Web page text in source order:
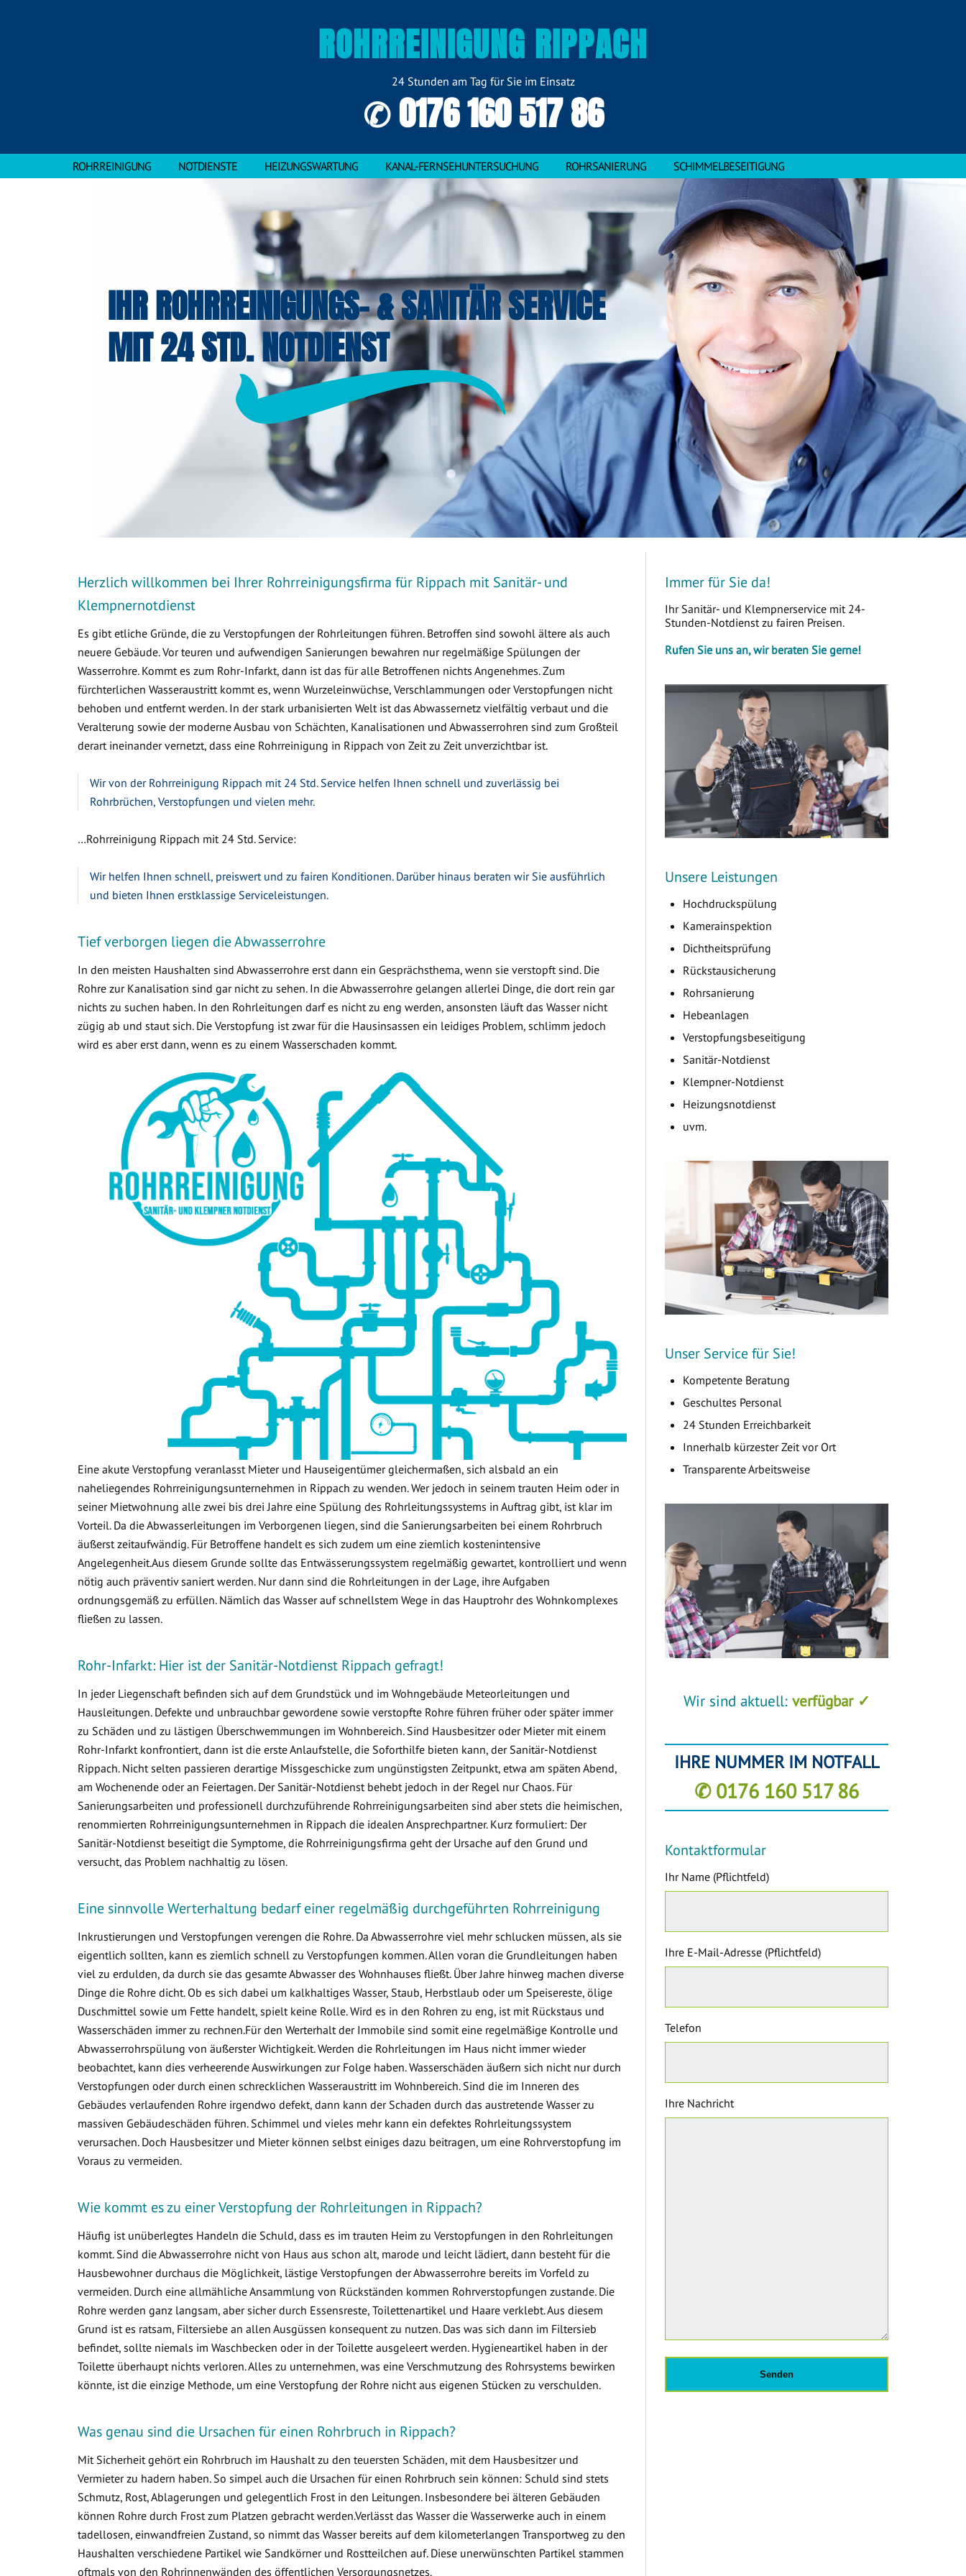
ROHRREINIGUNG RIPPACH
24 Stunden am Tag für Sie im Einsatz
✆ 0176 160 517 86
ROHRREINIGUNG NOTDIENSTE HEIZUNGSWARTUNG KANAL-FERNSEHUNTERSUCHUNG ROHRSANIERUNG SCHIMMELBESEITIGUNG
IHR ROHRREINIGUNGS- & SANITÄR SERVICE
MIT 24 STD. NOTDIENST
Herzlich willkommen bei Ihrer Rohrreinigungsfirma für Rippach mit Sanitär- und
Klempnernotdienst
Es gibt etliche Gründe, die zu Verstopfungen der Rohrleitungen führen. Betroffen sind sowohl ältere als auch
neuere Gebäude. Vor teuren und aufwendigen Sanierungen bewahren nur regelmäßige Spülungen der
Wasserrohre. Kommt es zum Rohr-Infarkt, dann ist das für alle Betroffenen nichts Angenehmes. Zum
fürchterlichen Wasseraustritt kommt es, wenn Wurzeleinwüchse, Verschlammungen oder Verstopfungen nicht
behoben und entfernt werden. In der stark urbanisierten Welt ist das Abwassernetz vielfältig verbaut und die
Veralterung sowie der moderne Ausbau von Schächten, Kanalisationen und Abwasserrohren sind zum Großteil
derart ineinander vernetzt, dass eine Rohrreinigung in Rippach von Zeit zu Zeit unverzichtbar ist.
Wir von der Rohrreinigung Rippach mit 24 Std. Service helfen Ihnen schnell und zuverlässig bei
Rohrbrüchen, Verstopfungen und vielen mehr.
…Rohrreinigung Rippach mit 24 Std. Service:
Wir helfen Ihnen schnell, preiswert und zu fairen Konditionen. Darüber hinaus beraten wir Sie ausführlich
und bieten Ihnen erstklassige Serviceleistungen.
Tief verborgen liegen die Abwasserrohre
In den meisten Haushalten sind Abwasserrohre erst dann ein Gesprächsthema, wenn sie verstopft sind. Die
Rohre zur Kanalisation sind gar nicht zu sehen. In die Abwasserrohre gelangen allerlei Dinge, die dort rein gar
nichts zu suchen haben. In den Rohrleitungen darf es nicht zu eng werden, ansonsten läuft das Wasser nicht
zügig ab und staut sich. Die Verstopfung ist zwar für die Hausinsassen ein leidiges Problem, schlimm jedoch
wird es aber erst dann, wenn es zu einem Wasserschaden kommt.
Eine akute Verstopfung veranlasst Mieter und Hauseigentümer gleichermaßen, sich alsbald an ein
naheliegendes Rohrreinigungsunternehmen in Rippach zu wenden. Wer jedoch in seinem trauten Heim oder in
seiner Mietwohnung alle zwei bis drei Jahre eine Spülung des Rohrleitungssystems in Auftrag gibt, ist klar im
Vorteil. Da die Abwasserleitungen im Verborgenen liegen, sind die Sanierungsarbeiten bei einem Rohrbruch
äußerst zeitaufwändig. Für Betroffene handelt es sich zudem um eine ziemlich kostenintensive
Angelegenheit.Aus diesem Grunde sollte das Entwässerungssystem regelmäßig gewartet, kontrolliert und wenn
nötig auch präventiv saniert werden. Nur dann sind die Rohrleitungen in der Lage, ihre Aufgaben
ordnungsgemäß zu erfüllen. Nämlich das Wasser auf schnellstem Wege in das Hauptrohr des Wohnkomplexes
fließen zu lassen.
Rohr-Infarkt: Hier ist der Sanitär-Notdienst Rippach gefragt!
In jeder Liegenschaft befinden sich auf dem Grundstück und im Wohngebäude Meteorleitungen und
Hausleitungen. Defekte und unbrauchbar gewordene sowie verstopfte Rohre führen früher oder später immer
zu Schäden und zu lästigen Überschwemmungen im Wohnbereich. Sind Hausbesitzer oder Mieter mit einem
Rohr-Infarkt konfrontiert, dann ist die erste Anlaufstelle, die Soforthilfe bieten kann, der Sanitär-Notdienst
Rippach. Nicht selten passieren derartige Missgeschicke zum ungünstigsten Zeitpunkt, etwa am späten Abend,
am Wochenende oder an Feiertagen. Der Sanitär-Notdienst behebt jedoch in der Regel nur Chaos. Für
Sanierungsarbeiten und professionell durchzuführende Rohrreinigungsarbeiten sind aber stets die heimischen,
renommierten Rohrreinigungsunternehmen in Rippach die idealen Ansprechpartner. Kurz formuliert: Der
Sanitär-Notdienst beseitigt die Symptome, die Rohrreinigungsfirma geht der Ursache auf den Grund und
versucht, das Problem nachhaltig zu lösen.
Eine sinnvolle Werterhaltung bedarf einer regelmäßig durchgeführten Rohrreinigung
Inkrustierungen und Verstopfungen verengen die Rohre. Da Abwasserrohre viel mehr schlucken müssen, als sie
eigentlich sollten, kann es ziemlich schnell zu Verstopfungen kommen. Allen voran die Grundleitungen haben
viel zu erdulden, da durch sie das gesamte Abwasser des Wohnhauses fließt. Über Jahre hinweg machen diverse
Dinge die Rohre dicht. Ob es sich dabei um kalkhaltiges Wasser, Staub, Herbstlaub oder um Speisereste, ölige
Duschmittel sowie um Fette handelt, spielt keine Rolle. Wird es in den Rohren zu eng, ist mit Rückstaus und
Wasserschäden immer zu rechnen.Für den Werterhalt der Immobile sind somit eine regelmäßige Kontrolle und
Abwasserrohrspülung von äußerster Wichtigkeit. Werden die Rohrleitungen im Haus nicht immer wieder
beobachtet, kann dies verheerende Auswirkungen zur Folge haben. Wasserschäden äußern sich nicht nur durch
Verstopfungen oder durch einen schrecklichen Wasseraustritt im Wohnbereich. Sind die im Inneren des
Gebäudes verlaufenden Rohre irgendwo defekt, dann kann der Schaden durch das austretende Wasser zu
massiven Gebäudeschäden führen. Schimmel und vieles mehr kann ein defektes Rohrleitungssystem
verursachen. Doch Hausbesitzer und Mieter können selbst einiges dazu beitragen, um eine Rohrverstopfung im
Voraus zu vermeiden.
Wie kommt es zu einer Verstopfung der Rohrleitungen in Rippach?
Häufig ist unüberlegtes Handeln die Schuld, dass es im trauten Heim zu Verstopfungen in den Rohrleitungen
kommt. Sind die Abwasserrohre nicht von Haus aus schon alt, marode und leicht lädiert, dann besteht für die
Hausbewohner durchaus die Möglichkeit, lästige Verstopfungen der Abwasserrohre bereits im Vorfeld zu
vermeiden. Durch eine allmähliche Ansammlung von Rückständen kommen Rohrverstopfungen zustande. Die
Rohre werden ganz langsam, aber sicher durch Essensreste, Toilettenartikel und Haare verklebt. Aus diesem
Grund ist es ratsam, Filtersiebe an allen Ausgüssen konsequent zu nutzen. Das was sich dann im Filtersieb
befindet, sollte niemals im Waschbecken oder in der Toilette ausgeleert werden. Hygieneartikel haben in der
Toilette überhaupt nichts verloren. Alles zu unternehmen, was eine Verschmutzung des Rohrsystems bewirken
könnte, ist die einzige Methode, um eine Verstopfung der Rohre nicht aus eigenen Stücken zu verschulden.
Was genau sind die Ursachen für einen Rohrbruch in Rippach?
Mit Sicherheit gehört ein Rohrbruch im Haushalt zu den teuersten Schäden, mit dem Hausbesitzer und
Vermieter zu hadern haben. So simpel auch die Ursachen für einen Rohrbruch sein können: Schuld sind stets
Schmutz, Rost, Ablagerungen und gelegentlich Frost in den Leitungen. Insbesondere bei älteren Gebäuden
können Rohre durch Frost zum Platzen gebracht werden.Verlässt das Wasser die Wasserwerke auch in einem
tadellosen, einwandfreien Zustand, so nimmt das Wasser bereits auf dem kilometerlangen Transportweg zu den
Haushalten verschiedene Partikel wie Sandkörner und Rostteilchen auf. Diese unerwünschten Partikel stammen
oftmals von den Rohrinnenwänden des öffentlichen Versorgungsnetzes.
Immer für Sie da!
Ihr Sanitär- und Klempnerservice mit 24-
Stunden-Notdienst zu fairen Preisen.
Rufen Sie uns an, wir beraten Sie gerne!
Unsere Leistungen
Hochdruckspülung
Kamerainspektion
Dichtheitsprüfung
Rückstausicherung
Rohrsanierung
Hebeanlagen
Verstopfungsbeseitigung
Sanitär-Notdienst
Klempner-Notdienst
Heizungsnotdienst
uvm.
Unser Service für Sie!
Kompetente Beratung
Geschultes Personal
24 Stunden Erreichbarkeit
Innerhalb kürzester Zeit vor Ort
Transparente Arbeitsweise
Wir sind aktuell: verfügbar ✓
IHRE NUMMER IM NOTFALL
✆ 0176 160 517 86
Kontaktformular
Ihr Name (Pflichtfeld)
Ihre E-Mail-Adresse (Pflichtfeld)
Telefon
Ihre Nachricht